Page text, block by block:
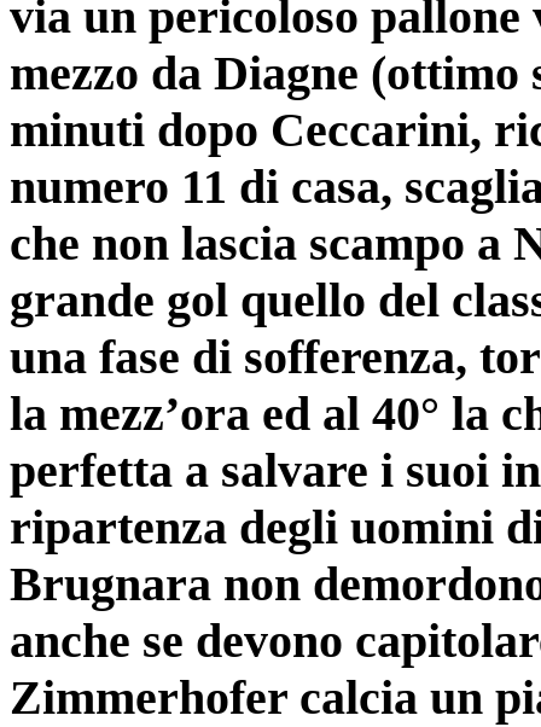
via un pericoloso pallone
mezzo da Diagne
minuti dopo Ceccarini,
numero 11 di casa,
che non lascia scampo a
grande gol quello del
una fase di sofferenza,
la mezz’ora ed al 40° la
perfetta a salvare i suoi
ripartenza degli uomini
Brugnara non
anche se devono
Zimmerhofer calcia un